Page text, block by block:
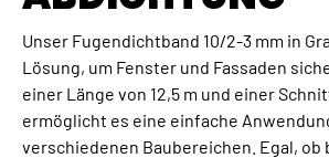
Unser Fugendichtband 10/2-3 mm in
Lösung, um Fenster und Fassaden
einer Länge von 12,5 m und einer
ermöglicht es eine einfache
verschiedenen Baubereichen. Egal, ob